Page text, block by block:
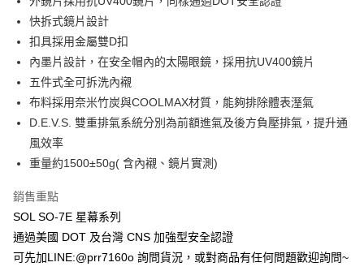
快拆式鏡片設計
扣具採用金屬雙D扣
內墨片設計，在安全帽內的太陽眼鏡，採用抗UV400鏡片
五件式全可拆洗內襯
布料採用奈米竹炭與COOLMAX材質，能夠排除體表溼氣
D.E.V.S. 雙重排氣系統分別為前額進氣及後方負壓排氣，提升通
風效率
重量約1500±50g( 含內襯、鏡片實測)
銷售重點
SOL SO-7E 星幕系列
通過美國 DOT 及台灣 CNS 加強型安全認證
可先加LINE:@prr7160o 詢問貨況，或對商品有任何問題歡迎詢問~